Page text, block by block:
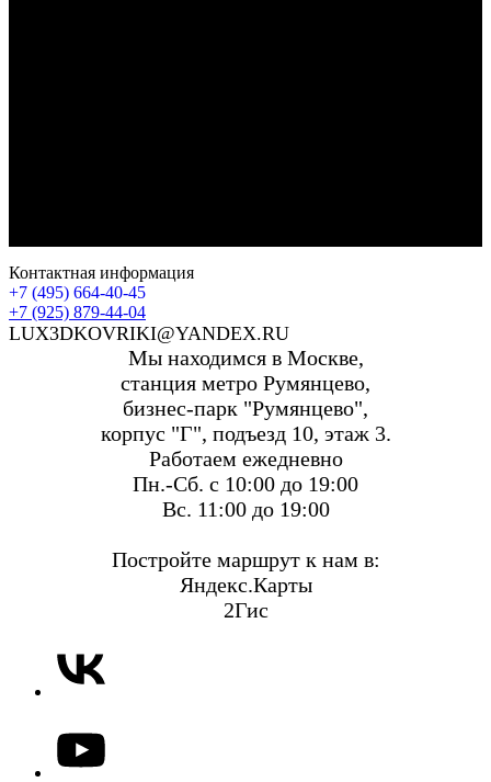
Контактная информация
+7 (495) 664-40-45
+7 (925) 879-44-04
LUX3DKOVRIKI@YANDEX.RU
Мы находимся в Москве,
станция метро Румянцево,
бизнес-парк "Румянцево",
корпус "Г", подъезд 10, этаж 3.
Работаем ежедневно
Пн.-Сб. с 10:00 до 19:00
Вс. 11:00 до 19:00
Постройте маршрут к нам в:
Яндекс.Карты
2Гис